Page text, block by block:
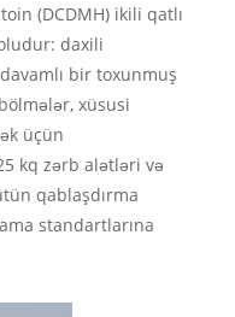
(DCDMH) ikili qatlı
daxili
bir toxunmuş
xüsusi
üçün
kq zərb alətləri və
qablaşdırma
standartlarına